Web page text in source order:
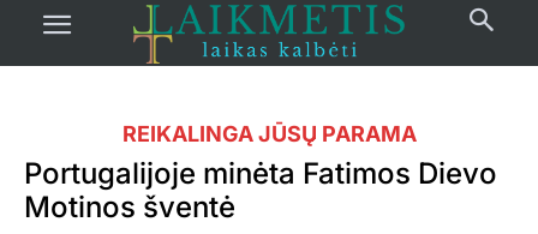
REIKALINGA JŪSŲ PARAMA
Portugalijoje minėta Fatimos Dievo
Motinos šventė